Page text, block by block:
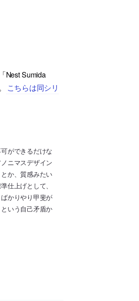
Nest Sumida
こちらは同シリ
ができるだけな
ニマスデザイン
か、質感みたい
仕上げとして、
かりやり甲斐が
いう自己矛盾か